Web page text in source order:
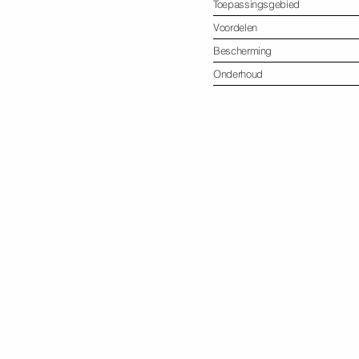
Toepassingsgebied
Voordelen
Bescherming
Onderhoud